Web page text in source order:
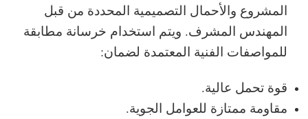
المشروع والأحمال التصميمية المحددة من قبل
المهندس المشرف. ويتم استخدام خرسانة مطابقة
للمواصفات الفنية المعتمدة لضمان:
قوة تحمل عالية.
مقاومة ممتازة للعوامل الجوية.